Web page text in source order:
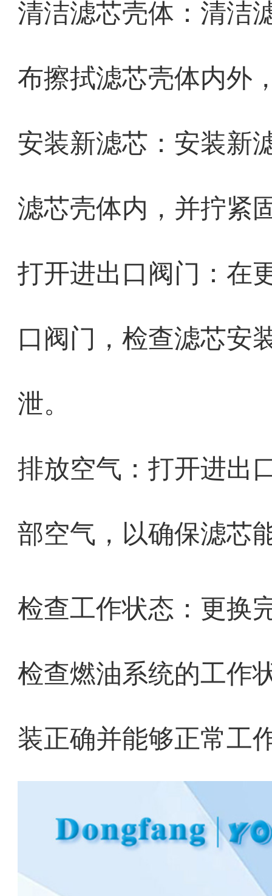
清洁滤芯壳体：清洁
布擦拭滤芯壳体内外
安装新滤芯：安装新
滤芯壳体内，并拧紧
打开进出口阀门：在
口阀门，检查滤芯安
泄。
排放空气：打开进出
部空气，以确保滤芯
检查工作状态：更换
检查燃油系统的工作
装正确并能够正常工